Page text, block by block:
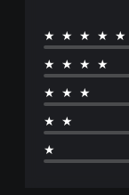
★★★★★
★★★★
★★★
★★
★